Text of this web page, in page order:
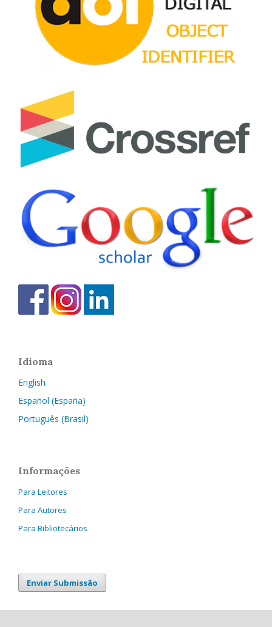
Idioma
English
Español (España)
Português (Brasil)
Informações
Para Leitores
Para Autores
Para Bibliotecários
Enviar Submissão